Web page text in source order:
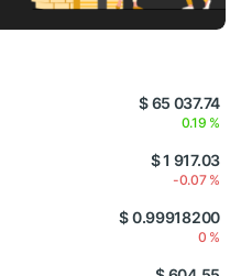
$ 65 037.74
0.19 %
$ 1 917.03
-0.07 %
$ 0.99918200
0 %